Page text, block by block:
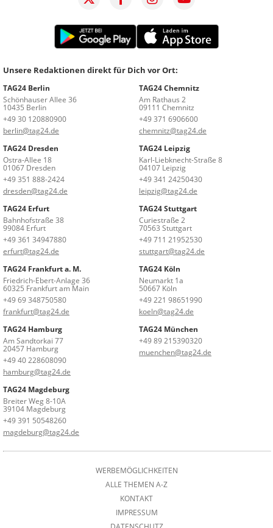
Unsere Redaktionen direkt für Dich vor Ort:
TAG24 Berlin
Schönhauser Allee 36
10435 Berlin
+49 30 120880900
berlin@tag24.de
TAG24 Chemnitz
Am Rathaus 2
09111 Chemnitz
+49 371 6906600
chemnitz@tag24.de
TAG24 Dresden
Ostra-Allee 18
01067 Dresden
+49 351 888-2424
dresden@tag24.de
TAG24 Leipzig
Karl-Liebknecht-Straße 8
04107 Leipzig
+49 341 24250430
leipzig@tag24.de
TAG24 Erfurt
Bahnhofstraße 38
99084 Erfurt
+49 361 34947880
erfurt@tag24.de
TAG24 Stuttgart
Curiestraße 2
70563 Stuttgart
+49 711 21952530
stuttgart@tag24.de
TAG24 Frankfurt a. M.
Friedrich-Ebert-Anlage 36
60325 Frankfurt am Main
+49 69 348750580
frankfurt@tag24.de
TAG24 Köln
Neumarkt 1a
50667 Köln
+49 221 98651990
koeln@tag24.de
TAG24 Hamburg
Am Sandtorkai 77
20457 Hamburg
+49 40 228608090
hamburg@tag24.de
TAG24 München
+49 89 215390320
muenchen@tag24.de
TAG24 Magdeburg
Breiter Weg 8-10A
39104 Magdeburg
+49 391 50548260
magdeburg@tag24.de
WERBEMÖGLICHKEITEN
ALLE THEMEN A-Z
KONTAKT
IMPRESSUM